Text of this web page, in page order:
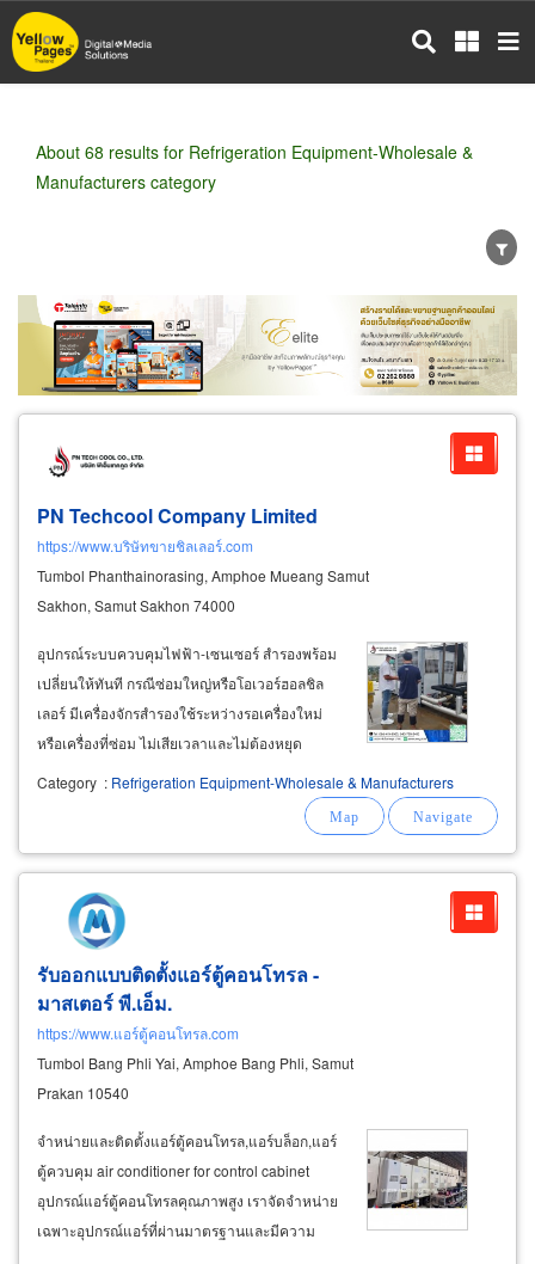
Skip
to
main
About 68 results for Refrigeration Equipment-Wholesale &
Manufacturers category
Wholesale Retail Manufacturer
Dealer
Exporter/Importer
Service Business
PN Techcool Company Limited
https://www.บริษัทขายชิลเลอร์.com
Tumbol Phanthainorasing, Amphoe Mueang Samut
Sakhon, Samut Sakhon 74000
อุปกรณ์ระบบควบคุมไฟฟ้า-เซนเซอร์ สำรองพร้อม
เปลี่ยนให้ทันที กรณีซ่อมใหญ่หรือโอเวอร์ฮอลชิล
เลอร์ มีเครื่องจักรสำรองใช้ระหว่างรอเครื่องใหม่
หรือเครื่องที่ซ่อม ไม่เสียเวลาและไม่ต้องหยุด
คอมเพรสเซอร์เครื่องทำความเย็น bitzer, bock,
copeland ระบบทำความเย็นแบบอัดไอ vapor
compressionrefrigeration
Category : Refrigeration Equipment-Wholesale & Manufacturers
รับออกแบบติดตั้งแอร์ตู้คอนโทรล -
มาสเตอร์ พี.เอ็ม.
https://www.แอร์ตู้คอนโทรล.com
Tumbol Bang Phli Yai, Amphoe Bang Phli, Samut
Prakan 10540
จำหน่ายและติดตั้งแอร์ตู้คอนโทรล,แอร์บล็อก,แอร์
ตู้ควบคุม air conditioner for control cabinet
อุปกรณ์แอร์ตู้คอนโทรลคุณภาพสูง เราจัดจำหน่าย
เฉพาะอุปกรณ์แอร์ที่ผ่านมาตรฐานและมีความ